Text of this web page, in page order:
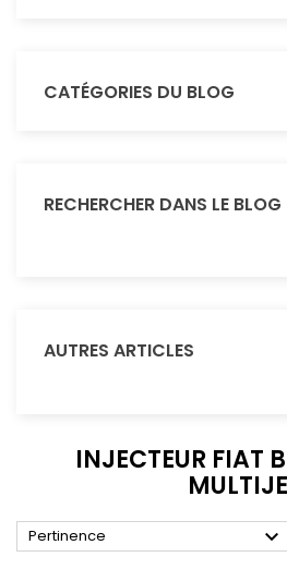
CATÉGORIES DU BLOG
RECHERCHER DANS LE BLOG
AUTRES ARTICLES
INJECTEUR FIAT
Pertinence 